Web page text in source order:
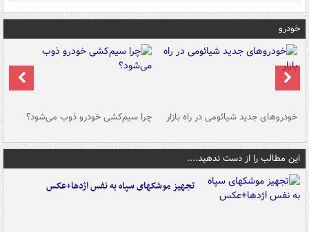
خودرو
خودروهای جدید شیائومی در راه بازار چرا سیم‌کشی خودرو ذوب می‌شود؟
این مطالب را از دست ندهید....
تجهیز موشکهای سپاه به نفس اژدها+عکس